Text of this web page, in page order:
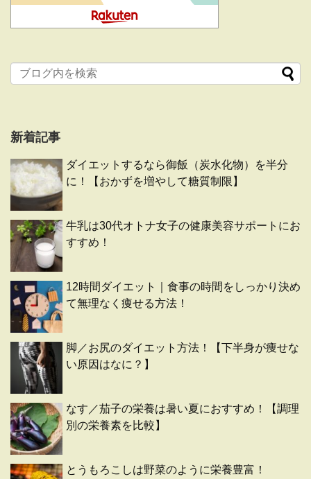
新着記事
ダイエットするなら御飯（炭水化物）を半分
に！【おかずを増やして糖質制限】
牛乳は30代オトナ女子の健康美容サポートにお
すすめ！
12時間ダイエット｜食事の時間をしっかり決め
て無理なく痩せる方法！
脚／お尻のダイエット方法！【下半身が痩せな
い原因はなに？】
なす／茄子の栄養は暑い夏におすすめ！【調理
別の栄養素を比較】
とうもろこしは野菜のように栄養豊富！